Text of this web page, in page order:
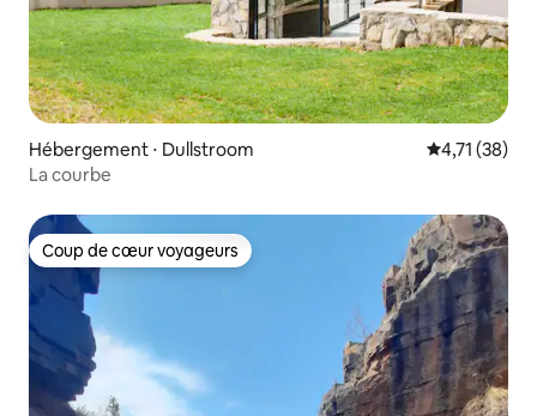
Hébergement ⋅ Dullstroom Évaluation
4,71 (38)
La courbe
Coup de cœur voyageurs
Coup de cœur voyageurs